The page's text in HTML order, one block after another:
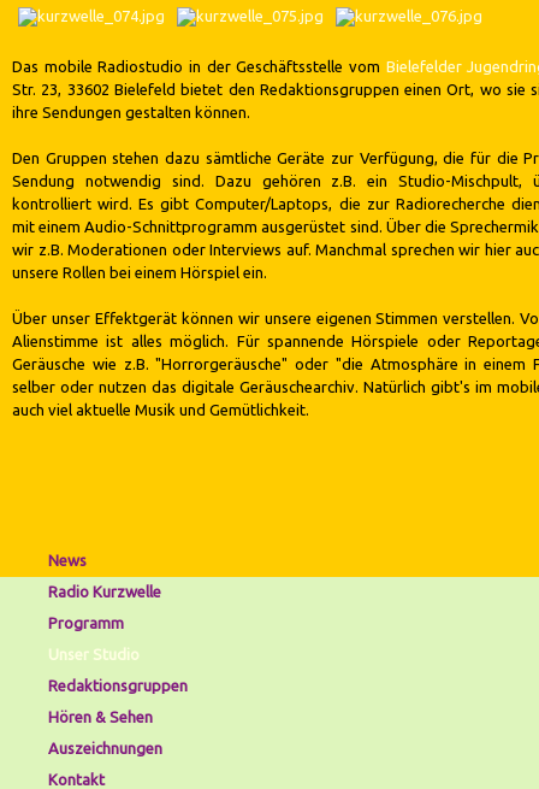
Das mobile Radiostudio in der Geschäftsstelle vom Bielefelder
Str. 23, 33602 Bielefeld bietet den Redaktionsgruppen einen Ort, wo sie
ihre Sendungen gestalten können.
Den Gruppen stehen dazu sämtliche Geräte zur Verfügung, die für die
Sendung notwendig sind. Dazu gehören z.B. ein Studio-Mischpult,
kontrolliert wird. Es gibt Computer/Laptops, die zur Radiorecherche
mit einem Audio-Schnittprogramm ausgerüstet sind. Über die
wir z.B. Moderationen oder Interviews auf. Manchmal sprechen wir hier
unsere Rollen bei einem Hörspiel ein.
Über unser Effektgerät können wir unsere eigenen Stimmen verstellen.
Alienstimme ist alles möglich. Für spannende Hörspiele oder
Geräusche wie z.B. "Horrorgeräusche" oder "die Atmosphäre in einem
selber oder nutzen das digitale Geräuschearchiv. Natürlich gibt's im
auch viel aktuelle Musik und Gemütlichkeit.
überspringen
News
Radio Kurzwelle
Programm
Unser Studio
Redaktionsgruppen
Hören & Sehen
Auszeichnungen
Kontakt